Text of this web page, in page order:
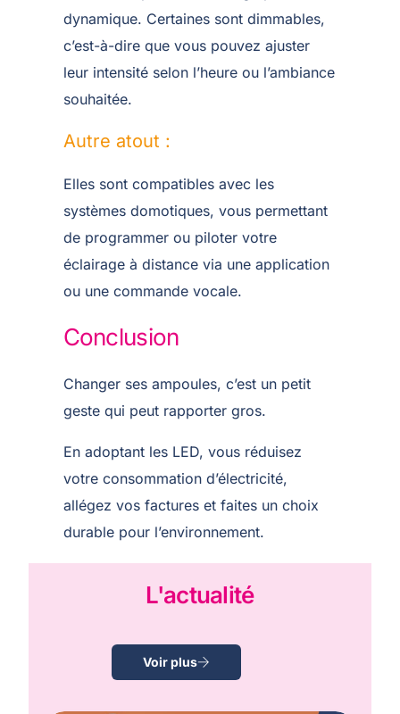
dynamique. Certaines sont dimmables,
c’est-à-dire que vous pouvez ajuster
leur intensité selon l’heure ou l’ambiance
souhaitée.
Autre atout :
Elles sont compatibles avec les
systèmes domotiques, vous permettant
de programmer ou piloter votre
éclairage à distance via une application
ou une commande vocale.
Conclusion
Changer ses ampoules, c’est un petit
geste qui peut rapporter gros.
En adoptant les LED, vous réduisez
votre consommation d’électricité,
allégez vos factures et faites un choix
durable pour l’environnement.
L'actualité
Voir plus